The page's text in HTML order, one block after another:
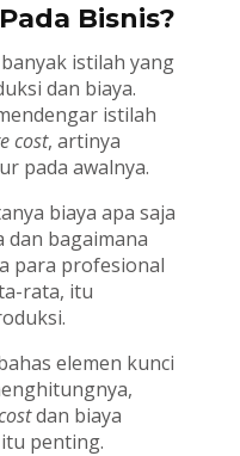
Bisnis?
istilah yang
dan biaya.
istilah
cost, artinya
pada awalnya.
biaya apa saja
dan bagaimana
para profesional
rata, itu
elemen kunci
dan biaya
penting.